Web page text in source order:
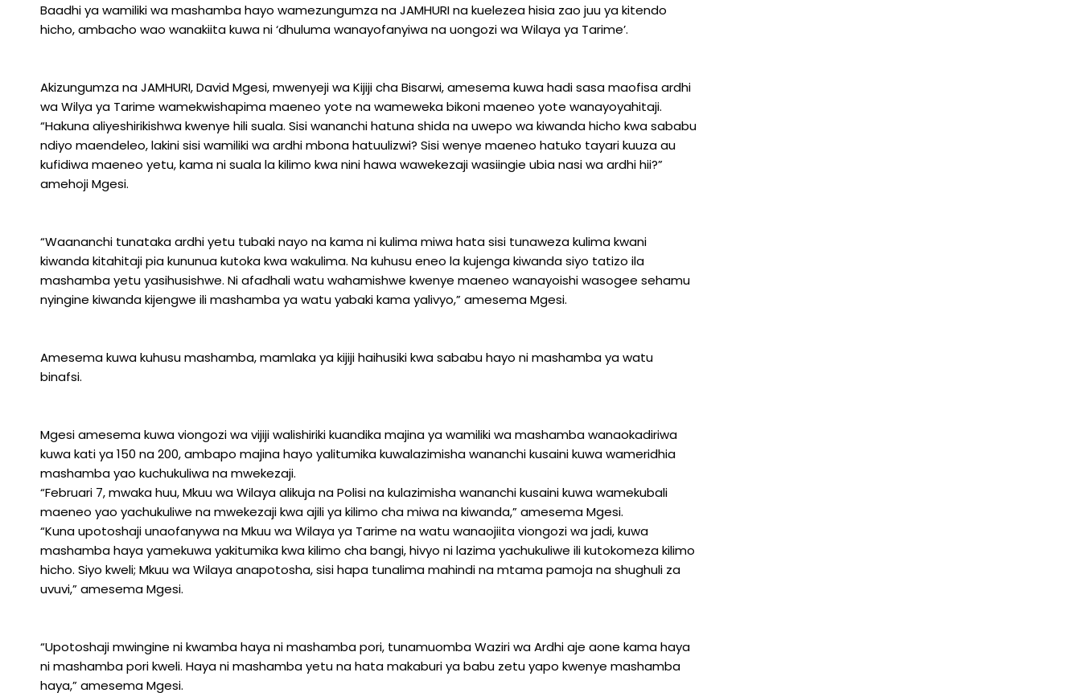
Baadhi ya wamiliki wa mashamba hayo wamezungumza na JAMHURI na kuelezea hisia zao juu ya kitendo
hicho, ambacho wao wanakiita kuwa ni ‘dhuluma wanayofanyiwa na uongozi wa Wilaya ya Tarime’.
Akizungumza na JAMHURI, David Mgesi, mwenyeji wa Kijiji cha Bisarwi, amesema kuwa hadi sasa maofisa ardhi
wa Wilya ya Tarime wamekwishapima maeneo yote na wameweka bikoni maeneo yote wanayoyahitaji.
“Hakuna aliyeshirikishwa kwenye hili suala. Sisi wananchi hatuna shida na uwepo wa kiwanda hicho kwa sababu
ndiyo maendeleo, lakini sisi wamiliki wa ardhi mbona hatuulizwi? Sisi wenye maeneo hatuko tayari kuuza au
kufidiwa maeneo yetu, kama ni suala la kilimo kwa nini hawa wawekezaji wasiingie ubia nasi wa ardhi hii?”
amehoji Mgesi.
“Waananchi tunataka ardhi yetu tubaki nayo na kama ni kulima miwa hata sisi tunaweza kulima kwani
kiwanda kitahitaji pia kununua kutoka kwa wakulima. Na kuhusu eneo la kujenga kiwanda siyo tatizo ila
mashamba yetu yasihusishwe. Ni afadhali watu wahamishwe kwenye maeneo wanayoishi wasogee sehamu
nyingine kiwanda kijengwe ili mashamba ya watu yabaki kama yalivyo,” amesema Mgesi.
Amesema kuwa kuhusu mashamba, mamlaka ya kijiji haihusiki kwa sababu hayo ni mashamba ya watu
binafsi.
Mgesi amesema kuwa viongozi wa vijiji walishiriki kuandika majina ya wamiliki wa mashamba wanaokadiriwa
kuwa kati ya 150 na 200, ambapo majina hayo yalitumika kuwalazimisha wananchi kusaini kuwa wameridhia
mashamba yao kuchukuliwa na mwekezaji.
“Februari 7, mwaka huu, Mkuu wa Wilaya alikuja na Polisi na kulazimisha wananchi kusaini kuwa wamekubali
maeneo yao yachukuliwe na mwekezaji kwa ajili ya kilimo cha miwa na kiwanda,” amesema Mgesi.
“Kuna upotoshaji unaofanywa na Mkuu wa Wilaya ya Tarime na watu wanaojiita viongozi wa jadi, kuwa
mashamba haya yamekuwa yakitumika kwa kilimo cha bangi, hivyo ni lazima yachukuliwe ili kutokomeza kilimo
hicho. Siyo kweli; Mkuu wa Wilaya anapotosha, sisi hapa tunalima mahindi na mtama pamoja na shughuli za
uvuvi,” amesema Mgesi.
“Upotoshaji mwingine ni kwamba haya ni mashamba pori, tunamuomba Waziri wa Ardhi aje aone kama haya
ni mashamba pori kweli. Haya ni mashamba yetu na hata makaburi ya babu zetu yapo kwenye mashamba
haya,” amesema Mgesi.